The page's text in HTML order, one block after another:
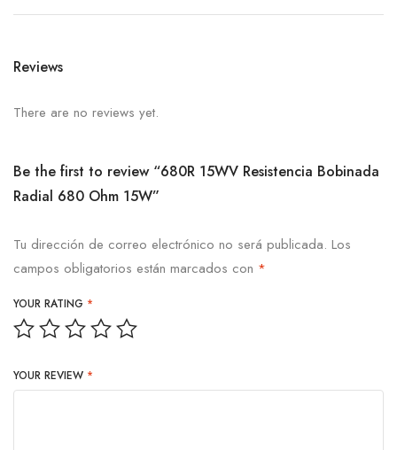
Reviews
There are no reviews yet.
Be the first to review “680R 15WV Resistencia Bobinada
Radial 680 Ohm 15W”
Tu dirección de correo electrónico no será publicada. Los
campos obligatorios están marcados con *
YOUR RATING *
YOUR REVIEW *